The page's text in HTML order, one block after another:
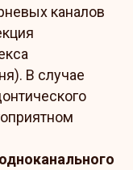
каналов
В случае